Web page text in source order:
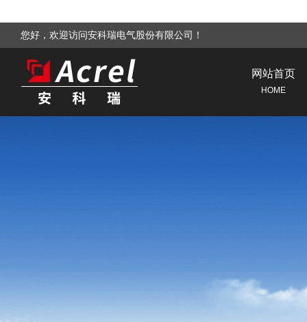
您好，欢迎访问安科瑞电气股份有限公司！
网站首页
HOME